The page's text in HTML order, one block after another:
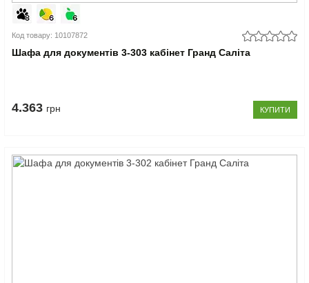
Код товару: 10107872
Шафа для документів 3-303 кабінет Гранд Саліта
4.363 грн КУПИТИ